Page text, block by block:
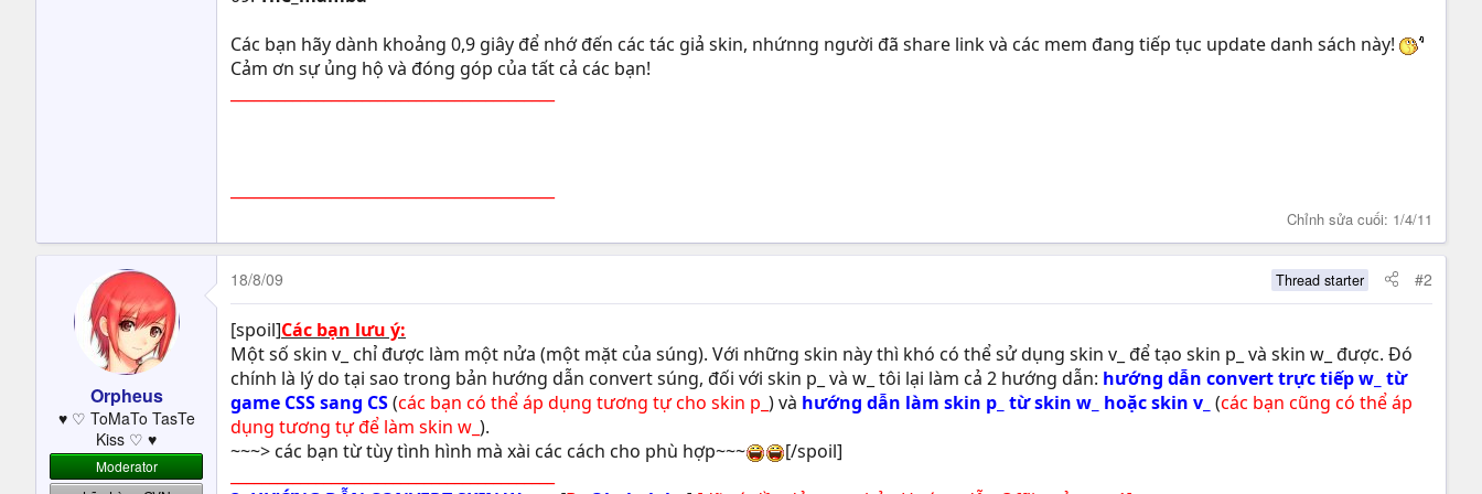
Các bạn hãy dành khoảng 0,9 giây để nhớ đến các tác giả skin, nhứnng người đã share link và các mem đang tiếp tục update danh sách này!
Cảm ơn sự ủng hộ và đóng góp của tất cả các bạn!
Chỉnh sửa cuối: 1/4/11
Orpheus
♥ ♡ ToMaTo TasTe
Kiss ♡ ♥
Moderator
18/8/09 Thread starter #2
[spoil]Các bạn lưu ý:
Một số skin v_ chỉ được làm một nửa (một mặt của súng). Với những skin này thì khó có thể sử dụng skin v_ để tạo skin p_ và skin w_ được. Đó
chính là lý do tại sao trong bản hướng dẫn convert súng, đối với skin p_ và w_ tôi lại làm cả 2 hướng dẫn: hướng dẫn convert trực tiếp w_ từ
game CSS sang CS(các bạn có thể áp dụng tương tự cho skin p_ ) và hướng dẫn làm skin p_ từ skin w_ hoặc skin v_ (các bạn cũng có thể áp
dụng tương tự để làm skin w_ ).
~~~> các bạn từ tùy tình hình mà xài các cách cho phù hợp~~~
[/spoil]